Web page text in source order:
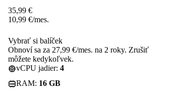
35,99 €
10,99 €/mes.
Vybrať si balíček
Obnoví sa za 27,99 €/mes. na 2 roky. Zrušiť
môžete kedykoľvek.
vCPU jadier: 4
RAM: 16 GB